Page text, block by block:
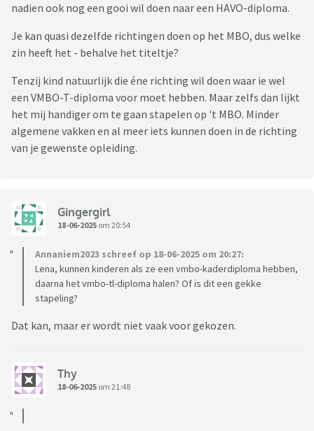
nadien ook nog een gooi wil doen naar een HAVO-diploma.
Je kan quasi dezelfde richtingen doen op het MBO, dus welke
zin heeft het - behalve het titeltje?
Tenzij kind natuurlijk die éne richting wil doen waar ie wel
een VMBO-T-diploma voor moet hebben. Maar zelfs dan lijkt
het mij handiger om te gaan stapelen op 't MBO. Minder
algemene vakken en al meer iets kunnen doen in de richting
van je gewenste opleiding.
Gingergirl
18-06-2025 om 20:54
Annaniem2023 schreef op 18-06-2025 om 20:27:
Lena, kunnen kinderen als ze een vmbo-kaderdiploma hebben,
daarna het vmbo-tl-diploma halen? Of is dit een gekke
stapeling?
Dat kan, maar er wordt niet vaak voor gekozen.
Thy
18-06-2025 om 21:48